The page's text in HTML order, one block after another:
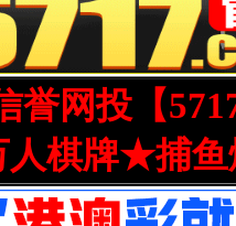
誉网投【
棋牌★捕鱼